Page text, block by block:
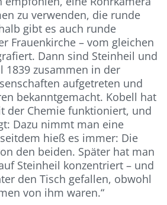
zu verwenden, die runde
gibt es auch runde
Frauenkirche – vom gleichen
Dann sind Steinheil und
1839 zusammen in der
aufgetreten und
bekanntgemacht. Kobell hat
der Chemie funktioniert, und
Dazu nimmt man eine
hieß es immer: Die
den beiden. Später hat man
Steinheil konzentriert – und
den Tisch gefallen, obwohl
von ihm waren.“